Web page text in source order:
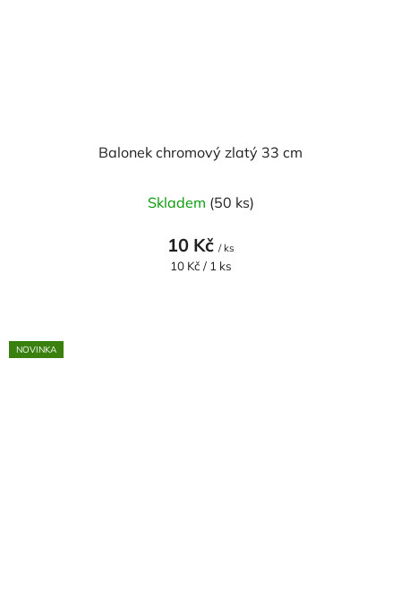
Balonek chromový zlatý 33 cm
Skladem (50 ks)
10 Kč / ks
Měrná
10 Kč / 1 ks
NOVINKA